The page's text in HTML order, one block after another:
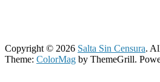
Copyright © 2026 Salta Sin Censura.
Theme: ColorMag by ThemeGrill.